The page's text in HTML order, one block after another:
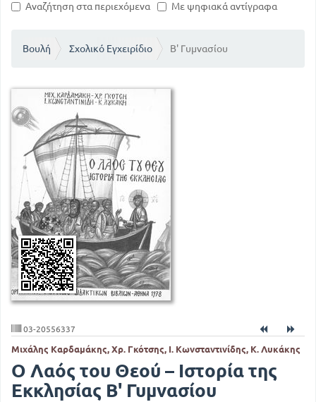
Αναζήτηση στα περιεχόμενα Με ψηφιακά αντίγραφα
Βουλή Σχολικό Εγχειρίδιο Β' Γυμνασίου
03-20556337
Μιχάλης Καρδαμάκης, Χρ. Γκότσης, Ι. Κωνσταντινίδης, Κ. Λυκάκης
Ο Λαός του Θεού – Ιστορία της
Εκκλησίας Β' Γυμνασίου